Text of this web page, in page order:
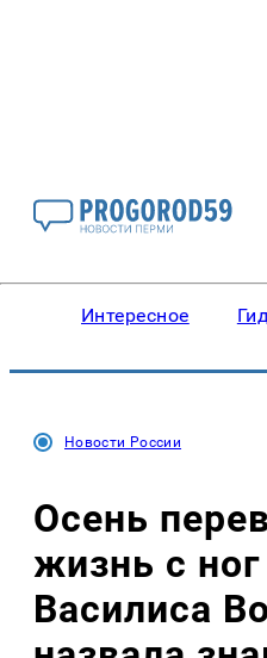
Интересное
Новости России
Осень
жизнь с ног
Василиса